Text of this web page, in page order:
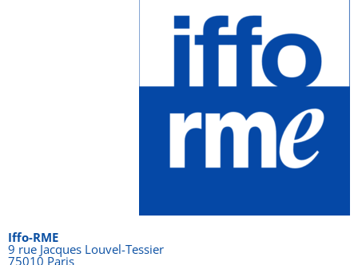
Iffo-RME
9 rue Jacques Louvel-Tessier
75010 Paris